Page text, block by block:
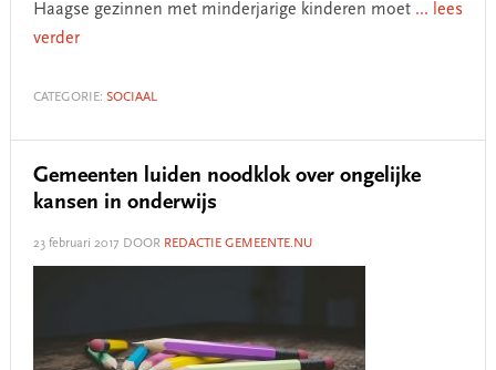
Haagse gezinnen met minderjarige kinderen moet ... lees
verder
CATEGORIE: SOCIAAL
Gemeenten luiden noodklok over ongelijke
kansen in onderwijs
23 februari 2017 DOOR REDACTIE GEMEENTE.NU